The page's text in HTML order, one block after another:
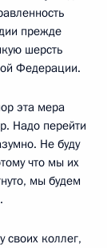
прежде
шерсть
Федерации.
эта мера
Надо перейти
Не буду
что мы их
мы будем
своих коллег,